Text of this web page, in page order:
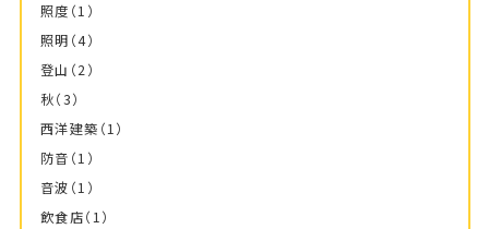
照度 （1）
照明 （4）
登山 （2）
秋（3）
西洋建築 （1）
防音 （1）
音波 （1）
飲食店（1）